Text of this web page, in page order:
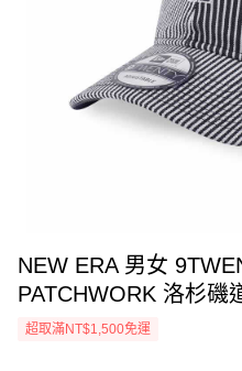
NEW ERA 男女
PATCHWORK 洛杉磯
超取滿NT$1,500免運